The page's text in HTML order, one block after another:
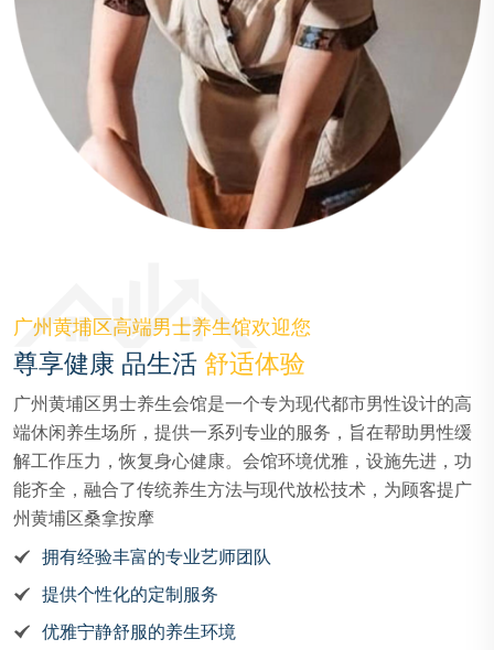
广州黄埔区高端男士养生馆欢迎您
尊享健康 品生活舒适体验
广州黄埔区男士养生会馆是一个专为现代都市男性设计的高
端休闲养生场所，提供一系列专业的服务，旨在帮助男性缓
解工作压力，恢复身心健康。会馆环境优雅，设施先进，功
能齐全，融合了传统养生方法与现代放松技术，为顾客提广
州黄埔区桑拿按摩
拥有经验丰富的专业艺师团队
提供个性化的定制服务
优雅宁静舒服的养生环境